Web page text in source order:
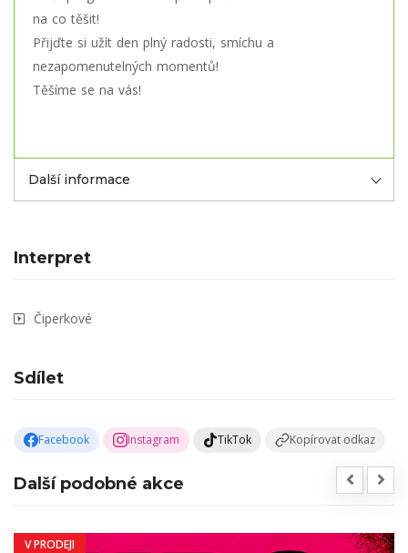
na co těšit!
Přijďte si užít den plný radosti, smíchu a
nezapomenutelných momentů!
Těšíme se na vás!
Další informace
Interpret
Čiperkové
Sdílet
Facebook Instagram TikTok Kopírovat odkaz
Další podobné akce
V PRODEJI